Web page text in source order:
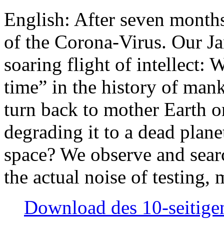
English: After seven
of the Corona-Virus. Our
soaring flight of intellect:
time” in the history of
turn back to mother Earth
degrading it to a dead
space? We observe and
the actual noise of testing,
Download des 10-